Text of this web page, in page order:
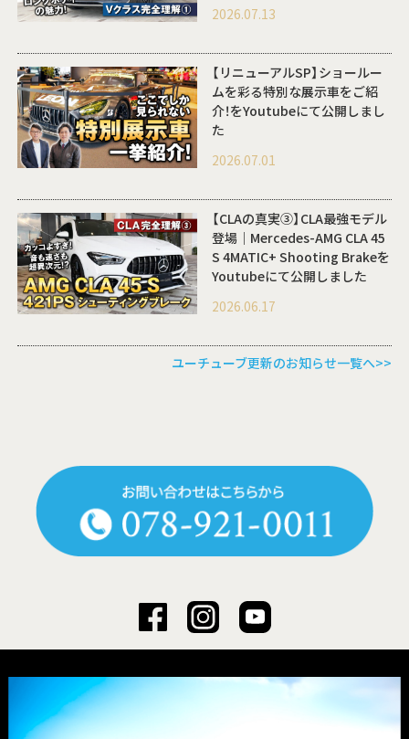
2026.07.13
【リニューアルSP】ショールー
ムを彩る特別な展示車をご紹
介！をYoutubeにて公開しまし
た
2026.07.01
【CLAの真実③】CLA最強モデル
登場｜Mercedes-AMG CLA 45
S 4MATIC+ Shooting Brakeを
Youtubeにて公開しました
2026.06.17
ユーチューブ更新のお知らせ一覧へ>>